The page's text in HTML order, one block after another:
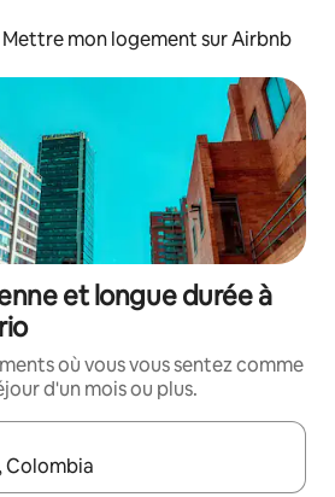
Mettre mon logement sur Airbnb
et longue durée à
où vous vous sentez comme
d'un mois ou plus.
s'affichent, utilisez les flèches vers le